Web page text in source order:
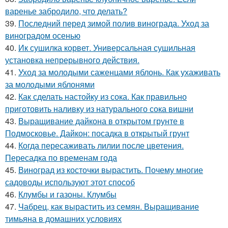
варенье забродило, что делать?
39. Последний перед зимой полив винограда. Уход за
виноградом осенью
40. Ик сушилка корвет. Универсальная сушильная
установка непрерывного действия.
41. Уход за молодыми саженцами яблонь. Как ухаживать
за молодыми яблонями
42. Как сделать настойку из сока. Как правильно
приготовить наливку из натурального сока вишни
43. Выращивание дайкона в открытом грунте в
Подмосковье. Дайкон: посадка в открытый грунт
44. Когда пересаживать лилии после цветения.
Пересадка по временам года
45. Виноград из косточки вырастить. Почему многие
садоводы используют этот способ
46. Клумбы и газоны. Клумбы
47. Чабрец, как вырастить из семян. Выращивание
тимьяна в домашних условиях